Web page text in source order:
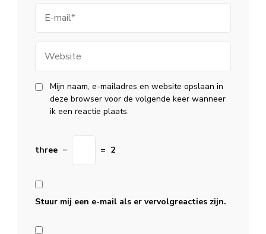
mail
Mijn naam, e-mailadres en website opslaan in
deze browser voor de volgende keer wanneer
ik een reactie plaats.
three − = 2
Stuur mij een e-mail als er vervolgreacties zijn.